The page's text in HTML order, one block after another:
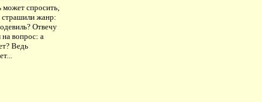
может спросить,
страшили жанр:
Отвечу
вопрос: а
Ведь